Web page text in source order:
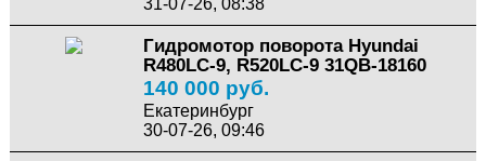
31-07-26, 08:38
Гидромотор поворота Hyundai
R480LC-9, R520LC-9 31QB-18160
140 000 руб.
Екатеринбург
30-07-26, 09:46